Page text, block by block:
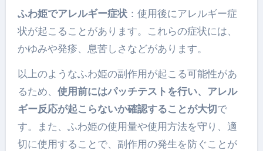
ふわ姫でアレルギー症状：使用後にアレルギー症
状が起こることがあります。これらの症状には、
かゆみや発疹、息苦しさなどがあります。
以上のようなふわ姫の副作用が起こる可能性があ
るため、 使用前にはパッチテストを行い、アレル
ギー反応が起こらないか確認することが大切で
す。また、ふわ姫の使用量や使用方法を守り、適
切に使用することで、副作用の発生を防ぐことが